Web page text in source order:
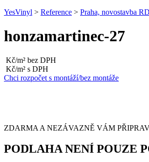
YesVinyl > Reference > Praha, novostavba RD
honzamartinec-27
Kč/m² bez DPH
Kč/m² s DPH
Chci rozpočet s montáží/bez montáže
ZDARMA A NEZÁVAZNĚ VÁM
PODLAHA NENÍ POUZE